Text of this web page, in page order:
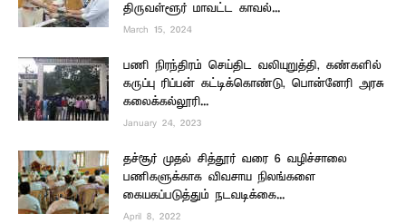
திருவள்ளூர் மாவட்ட காவல்...
March 15, 2024
பணி நிரந்திரம் செய்திட வலியுறுத்தி, கண்களில்
கருப்பு ரிப்பன் கட்டிக்கொண்டு, பொன்னேரி அரசு
கலைக்கல்லூரி...
January 24, 2023
தச்சூர் முதல் சித்தூர் வரை 6 வழிச்சாலை
பணிகளுக்காக விவசாய நிலங்களை
கையகப்படுத்தும் நடவடிக்கை...
April 8, 2022